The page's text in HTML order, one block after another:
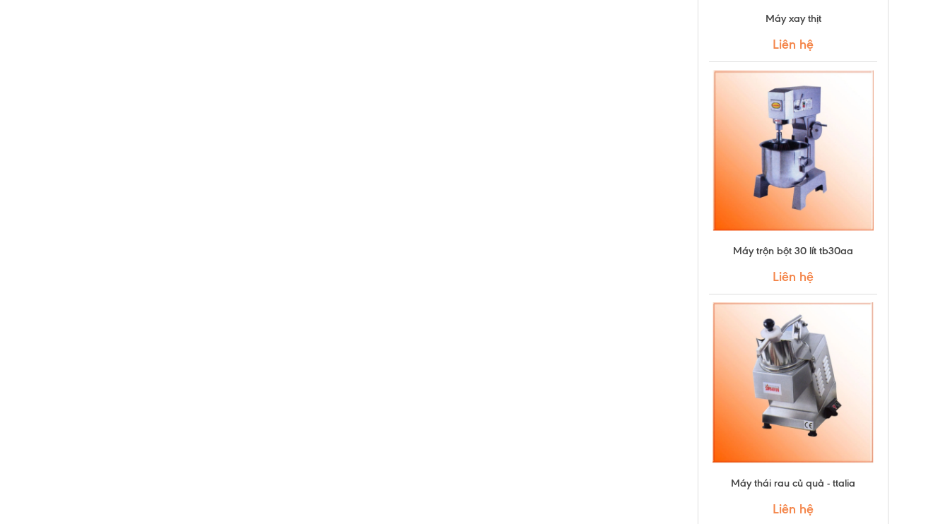
Máy xay thịt
Liên hệ
Máy trộn bột 30 lít tb30aa
Liên hệ
Máy thái rau củ quả - ttalia
Liên hệ